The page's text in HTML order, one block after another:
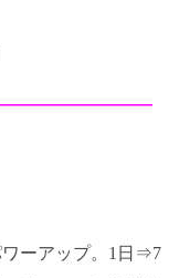
ワーアップ。1日⇒7